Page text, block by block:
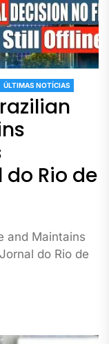
ÚLTIMAS NOTÍCIAS
Rio de
and Maintains
do Rio de